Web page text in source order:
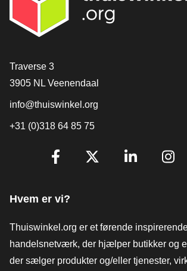
[_General:Contact]
Traverse 3
3905 NL Veenendaal
info@thuiswinkel.org
+31 (0)318 64 85 75
[_General:SocialMediaTitle]
Hvem er vi?
Thuiswinkel.org er et førende
handelsnetværk, der hjælper butikker og
der sælger produkter og/eller tjenester,